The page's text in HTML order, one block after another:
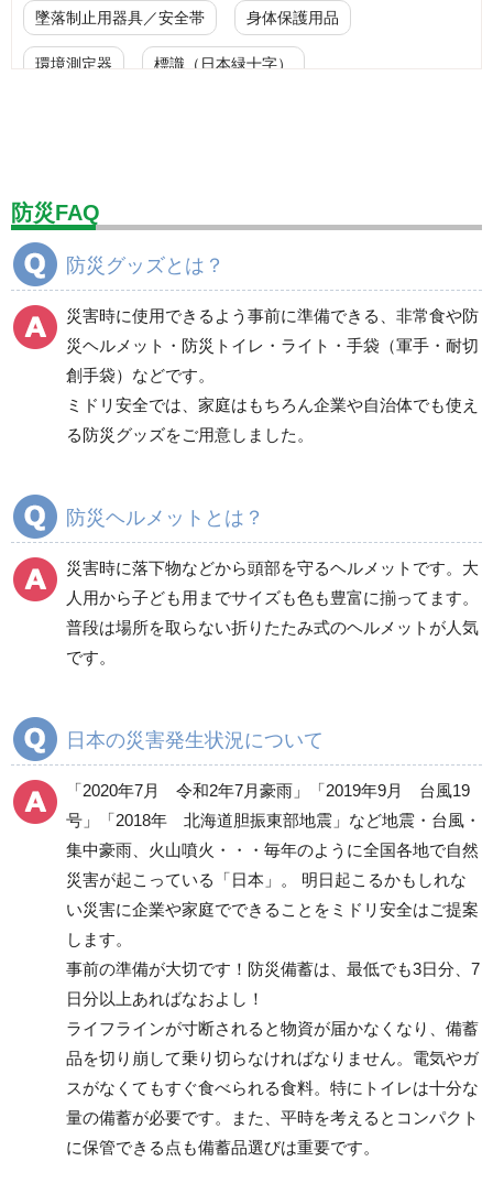
墜落制止用器具／安全帯 身体保護用品
環境測定器 標識（日本緑十字）
設備用品・作業補助用品
分煙対策機器
電気保守用品 ワイパー クリーンルーム対策用品
防災グッズ（防災セット） 救急医療品
健康管理器具 季節商品
商品カテゴリ一覧
非常用保存食品（非常
食）
食器・調理器具・給水
用品
寝具類
衛生用品
ドリール
避難誘導品
非常持出袋
ヘルメット
避難用セット品
その他
消火用品 救助・復旧用品
救急用品 情報伝達用品
防災FAQ
防災グッズとは？
災害時に使用できるよう事前に準備できる、非常食や防
災ヘルメット・防災トイレ・ライト・手袋（軍手・耐切
創手袋）などです。
ミドリ安全では、家庭はもちろん企業や自治体でも使え
る防災グッズをご用意しました。
防災ヘルメットとは？
災害時に落下物などから頭部を守るヘルメットです。大
人用から子ども用までサイズも色も豊富に揃ってます。
普段は場所を取らない折りたたみ式のヘルメットが人気
です。
日本の災害発生状況について
「2020年7月 令和2年7月豪雨」「2019年9月 台風19
号」「2018年 北海道胆振東部地震」など地震・台風・
集中豪雨、火山噴火・・・毎年のように全国各地で自然
災害が起こっている「日本」。 明日起こるかもしれな
い災害に企業や家庭でできることをミドリ安全はご提案
します。
事前の準備が大切です！防災備蓄は、最低でも3日分、7
日分以上あればなおよし！
ライフラインが寸断されると物資が届かなくなり、備蓄
品を切り崩して乗り切らなければなりません。電気やガ
スがなくてもすぐ食べられる食料。特にトイレは十分な
量の備蓄が必要です。また、平時を考えるとコンパクト
に保管できる点も備蓄品選びは重要です。